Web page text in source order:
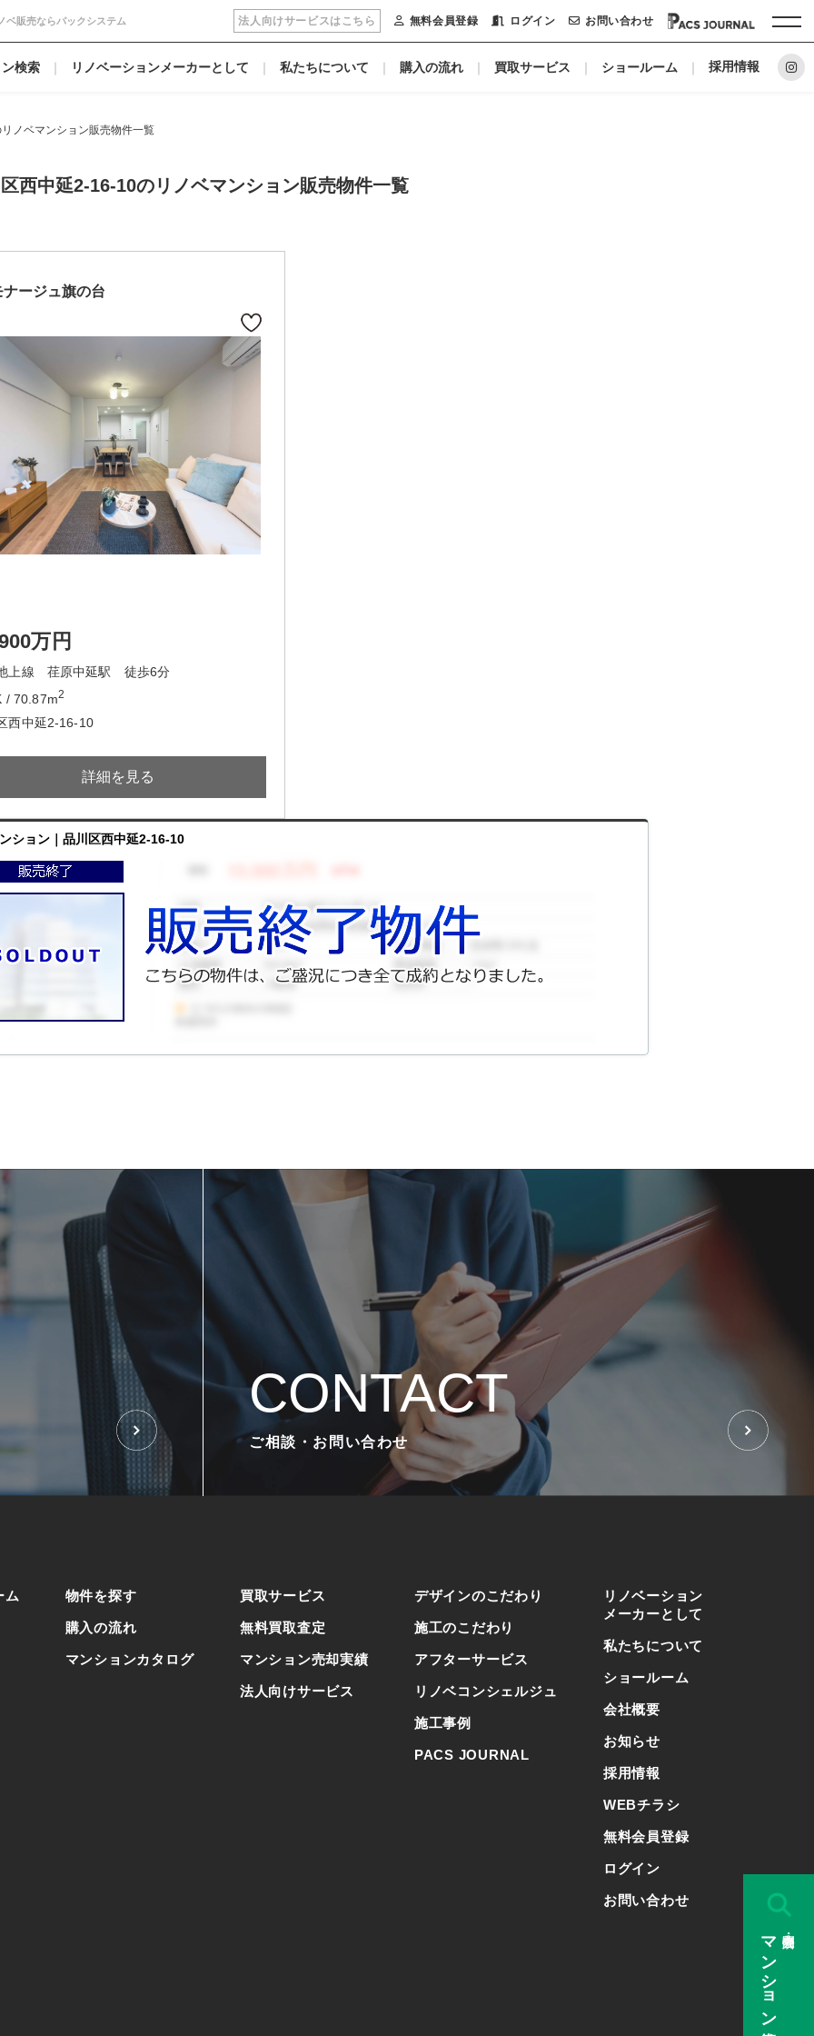
ベ販売ならパックシステム 法人向けサービスはこちら 無料会員登録 ログイン お問い合わせ
検索 リノベーションメーカーとして 私たちについて 購入の流れ 買取サービス ショールーム 採用情報
ノベマンション販売物件一覧
西中延2-16-10のリノベマンション販売物件一覧
ナージュ旗の台
万円
上線 荏原中延駅 徒歩6分
/ 70.87m2
西中延2-16-10
詳細を見る
ション｜品川区西中延2-16-10
マンション検索 販売中・公開済み
CONTACT
ご相談・お問い合わせ
ム 物件を探す
購入の流れ
マンションカタログ
買取サービス
無料買取査定
マンション売却実績
法人向けサービス
デザインのこだわり
施工のこだわり
アフターサービス
リノベコンシェルジュ
施工事例
PACS JOURNAL
リノベーション
メーカーとして
私たちについて
ショールーム
会社概要
お知らせ
採用情報
WEBチラシ
無料会員登録
ログイン
お問い合わせ